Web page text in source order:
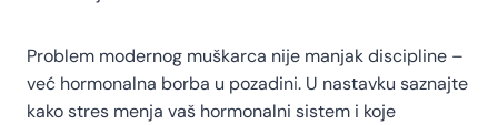
Problem modernog muškarca nije manjak discipline –
već hormonalna borba u pozadini. U nastavku saznajte
kako stres menja vaš hormonalni sistem i koje